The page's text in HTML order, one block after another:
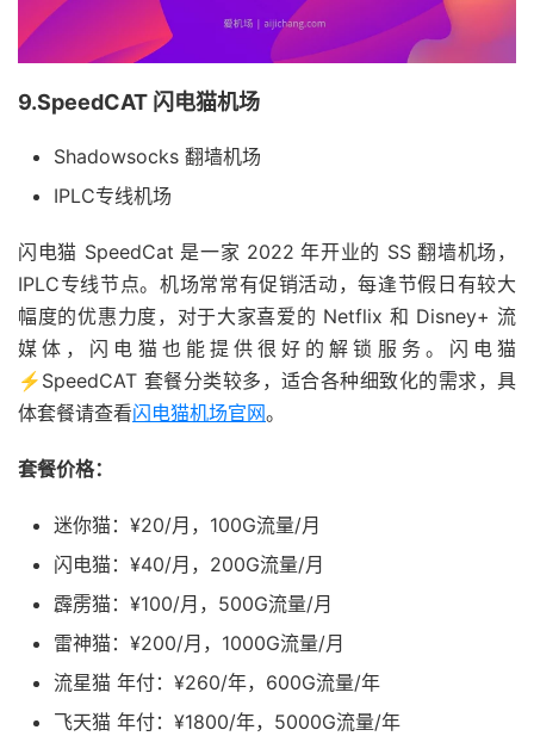
9.SpeedCAT 闪电猫机场
Shadowsocks 翻墙机场
IPLC专线机场
闪电猫 SpeedCat 是一家 2022 年开业的 SS 翻墙机场，
IPLC专线节点。机场常常有促销活动，每逢节假日有较大
幅度的优惠力度，对于大家喜爱的 Netflix 和 Disney+ 流
媒体，闪电猫也能提供很好的解锁服务。闪电猫
⚡️SpeedCAT 套餐分类较多，适合各种细致化的需求，具
体套餐请查看闪电猫机场官网。
套餐价格：
迷你猫：¥20/月，100G流量/月
闪电猫：¥40/月，200G流量/月
霹雳猫：¥100/月，500G流量/月
雷神猫：¥200/月，1000G流量/月
流星猫 年付：¥260/年，600G流量/年
飞天猫 年付：¥1800/年，5000G流量/年